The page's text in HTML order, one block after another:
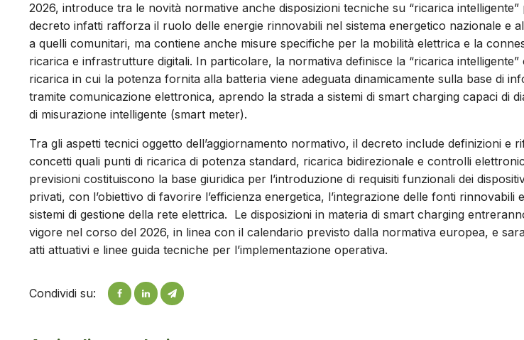
2026, introduce tra le novità normative anche disposizioni tecniche su “ricarica
decreto infatti rafforza il ruolo delle energie rinnovabili nel sistema energetico nazionale e
a quelli comunitari, ma contiene anche misure specifiche per la mobilità elettrica e la
ricarica e infrastrutture digitali. In particolare, la normativa definisce la “ricarica intelligente”
ricarica in cui la potenza fornita alla batteria viene adeguata dinamicamente sulla base di
tramite comunicazione elettronica, aprendo la strada a sistemi di smart charging capaci di
di misurazione intelligente (smart meter).
Tra gli aspetti tecnici oggetto dell’aggiornamento normativo, il decreto include definizioni e
concetti quali punti di ricarica di potenza standard, ricarica bidirezionale e controlli
previsioni costituiscono la base giuridica per l’introduzione di requisiti funzionali dei
privati, con l’obiettivo di favorire l’efficienza energetica, l’integrazione delle fonti rinnovabili
sistemi di gestione della rete elettrica. Le disposizioni in materia di smart charging
vigore nel corso del 2026, in linea con il calendario previsto dalla normativa europea, e
atti attuativi e linee guida tecniche per l’implementazione operativa.
Condividi su: